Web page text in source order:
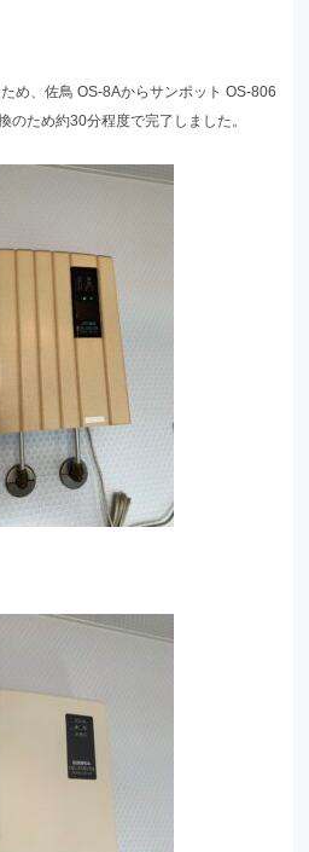
め、佐鳥 OS-8Aからサンポット OS-806
のため約30分程度で完了しました。